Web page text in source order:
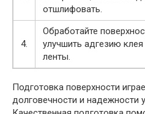
отшлифовать.
4.
Обработайте
улучшить адгезию
ленты.
Подготовка поверхности
долговечности и надежности